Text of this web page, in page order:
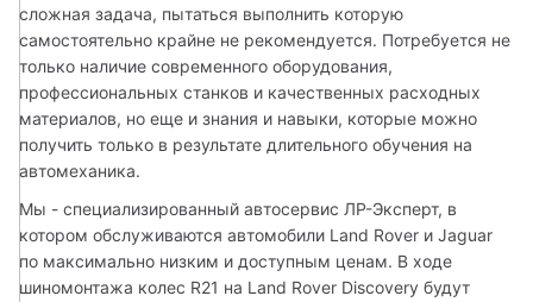
сложная задача, пытаться выполнить которую
самостоятельно крайне не рекомендуется. Потребуется не
только наличие современного оборудования,
профессиональных станков и качественных расходных
материалов, но еще и знания и навыки, которые можно
получить только в результате длительного обучения на
автомеханика.
Мы - специализированный автосервис ЛР-Эксперт, в
котором обслуживаются автомобили Land Rover и Jaguar
по максимально низким и доступным ценам. В ходе
шиномонтажа колес R21 на Land Rover Discovery будут